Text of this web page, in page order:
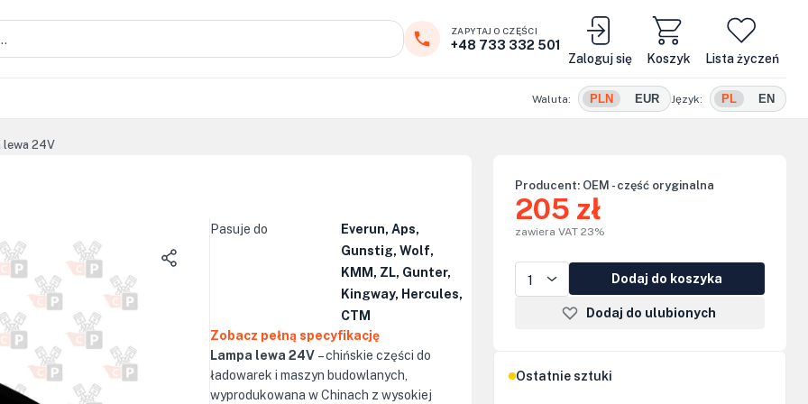
Koszyk
ZAPYTAJ O CZĘŚCI
+48 733 332 501
Zaloguj się
Lista życzeń
Waluta: PLN EUR Język: PL EN
lewa 24V
Pasuje do
Everun, Aps,
Gunstig, Wolf,
KMM, ZL, Gunter,
Kingway, Hercules,
CTM
Zobacz pełną specyfikację
Lampa lewa 24V – chińskie części do
ładowarek i maszyn budowlanych,
wyprodukowana w Chinach z wysokiej
Producent: OEM - część oryginalna
205 zł
zawiera VAT 23%
Dodaj do koszyka
Dodaj do ulubionych
Ostatnie sztuki